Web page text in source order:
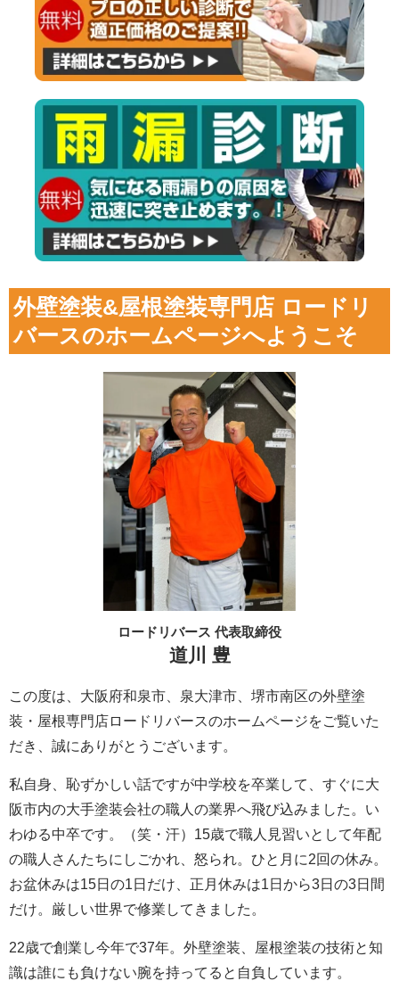
外壁塗装&屋根塗装専門店 ロードリ
バースのホームページへようこそ
ロードリバース 代表取締役
道川 豊
この度は、大阪府和泉市、泉大津市、堺市南区の外壁塗
装・屋根専門店ロードリバースのホームページをご覧いた
だき、誠にありがとうございます。
私自身、恥ずかしい話ですが中学校を卒業して、すぐに大
阪市内の大手塗装会社の職人の業界へ飛び込みました。い
わゆる中卒です。（笑・汗）15歳で職人見習いとして年配
の職人さんたちにしごかれ、怒られ。ひと月に2回の休み。
お盆休みは15日の1日だけ、正月休みは1日から3日の3日間
だけ。厳しい世界で修業してきました。
22歳で創業し今年で37年。外壁塗装、屋根塗装の技術と知
識は誰にも負けない腕を持ってると自負しています。